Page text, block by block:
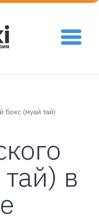
бокс (муай тай)
в